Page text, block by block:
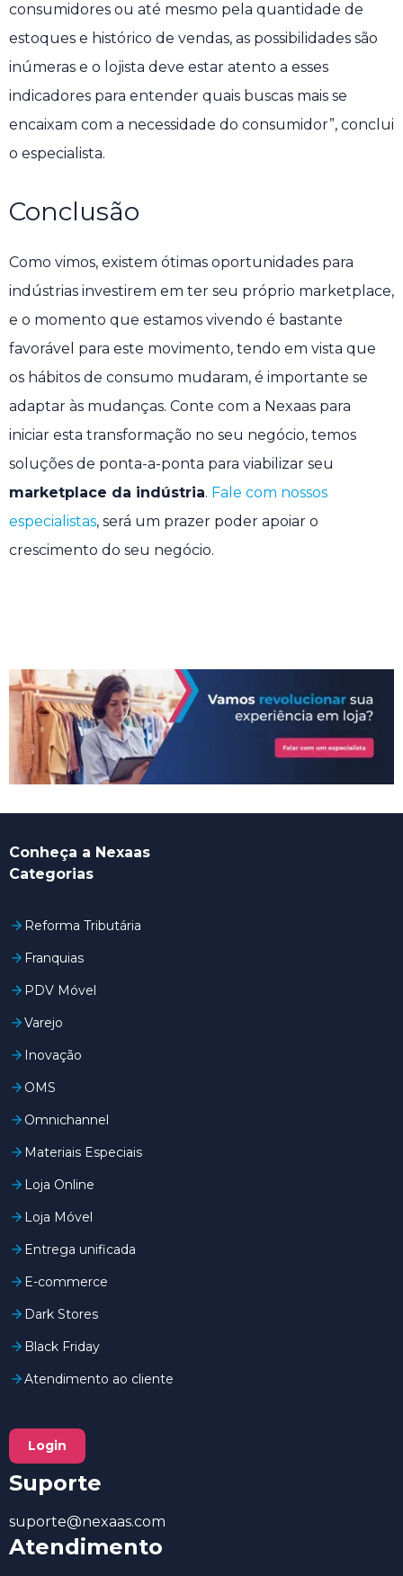
consumidores ou até mesmo pela quantidade de
estoques e histórico de vendas, as possibilidades são
inúmeras e o lojista deve estar atento a esses
indicadores para entender quais buscas mais se
encaixam com a necessidade do consumidor”, conclui
o especialista.
Conclusão
Como vimos, existem ótimas oportunidades para
indústrias investirem em ter seu próprio marketplace,
e o momento que estamos vivendo é bastante
favorável para este movimento, tendo em vista que
os hábitos de consumo mudaram, é importante se
adaptar às mudanças. Conte com a Nexaas para
iniciar esta transformação no seu negócio, temos
soluções de ponta-a-ponta para viabilizar seu
marketplace da indústria. Fale com nossos
especialistas, será um prazer poder apoiar o
crescimento do seu negócio.
Conheça a Nexaas
Categorias
Reforma Tributária
Franquias
PDV Móvel
Varejo
Inovação
OMS
Omnichannel
Materiais Especiais
Loja Online
Loja Móvel
Entrega unificada
E-commerce
Dark Stores
Black Friday
Atendimento ao cliente
Login
Suporte
suporte@nexaas.com
Atendimento